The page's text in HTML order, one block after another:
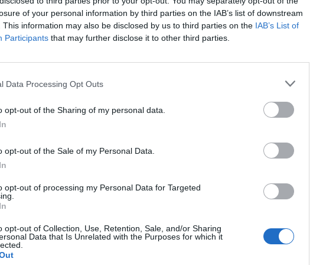
of your personal information by third parties on the IAB’s list of downstream
This information may also be disclosed by us to third parties on the IAB’s List of
Participants that may further disclose it to other third parties.
Data Processing Opt Outs
opt-out of the Sharing of my personal data.
opt-out of the Sale of my Personal Data.
opt-out of processing my Personal Data for Targeted
opt-out of Collection, Use, Retention, Sale, and/or Sharing
Data that Is Unrelated with the Purposes for which it
ο ευρωπαϊκός μέσος όρος να είναι περίπου στο 1,8%, όμως το κρίσιμο ποσοστό
τραπεζικό κανόνα που θέλουν να επιτύχουν γρήγορα οι ελληνικές
να περάσουν κάτω από το όριο του 3% το οποίο σηματοδοτεί την επιστροφή
Τράπεζα έχει ήδη επιτύχει μείωση των κόκκινων δανείων στο 3,7% του
της από το εννεάμηνο, οπότε δεν επείγεται να προχωρήσει σε περισσότερες
τις προγραμματισμένες που αφορούν και τη συμφωνημένη συμμετοχή της στο
έχει θέσει στόχο στο τέλος της φετινής χρονιάς να μειώσει τα κόκκινα
Bank
έχει ήδη μειώσει το δείκτη στο 7,2% στο εννεάμηνο κι έχει θέσει στόχο